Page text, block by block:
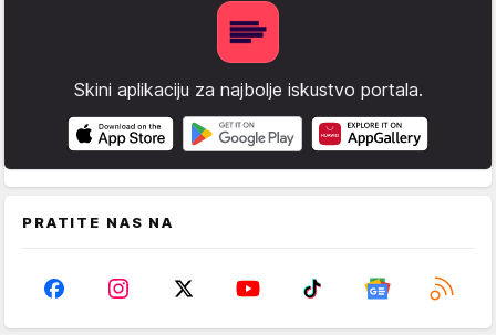
Skini aplikaciju za najbolje iskustvo portala.
PRATITE NAS NA